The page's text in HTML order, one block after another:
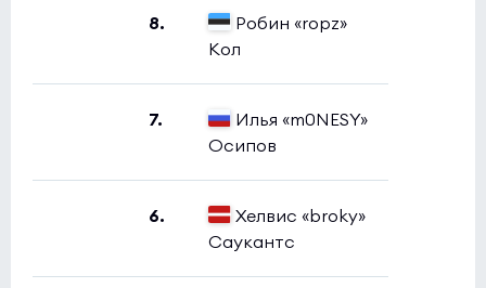
8.
Робин «ropz»
Кол
7.
Илья «m0NESY»
Осипов
6.
Хелвис «broky»
Саукантс